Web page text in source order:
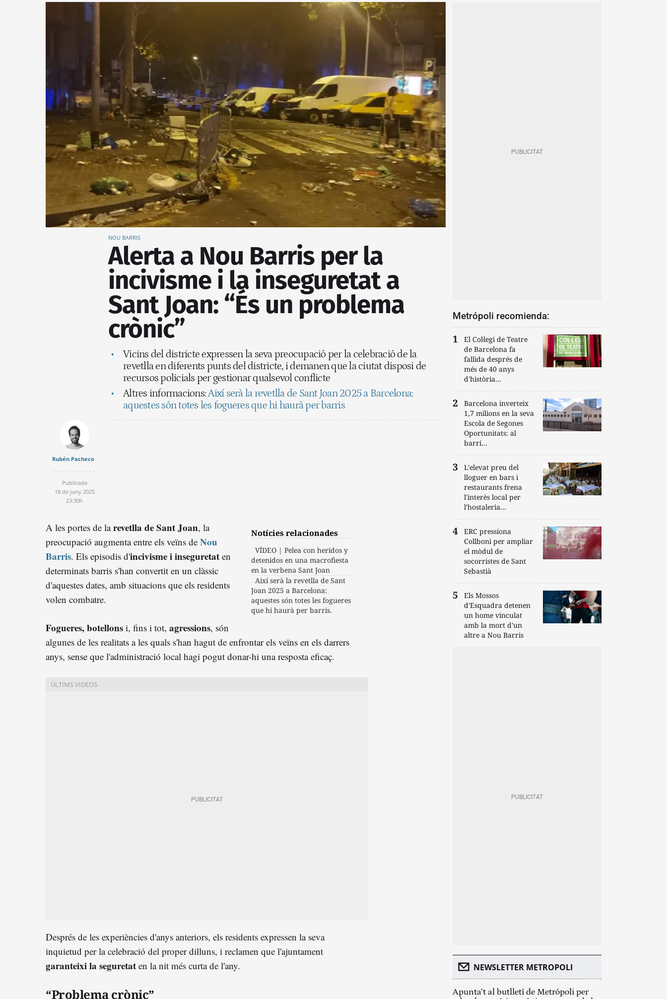
NOU BARRIS
Alerta a Nou Barris per la
incivisme i la inseguretat a
Sant Joan: “És un problema
crònic”
Vicins del districte expressen la seva preocupació per la celebració de la
revetlla en diferents punts del districte, i demanen que la ciutat disposi de
recursos policials per gestionar qualsevol conflicte
Altres informacions:Així serà la revetlla de Sant Joan 2025 a Barcelona:
aquestes són totes les fogueres que hi haurà per barris
Rubén Pacheco
Publicada
18 de juny 2025
23:30h
Notícies relacionades
VÍDEO | Pelea con heridos y
detenidos en una macrofiesta
en la verbena Sant Joan
Així serà la revetlla de Sant
Joan 2025 a Barcelona:
aquestes són totes les fogueres
que hi haurà per barris.
A les portes de larevetlla de Sant Joan, la
preocupació augmenta entre els veïns de Nou
Barris. Els episodis d'incivisme i inseguretat en
determinats barris s'han convertit en un clàssic
d'aquestes dates, amb situacions que els residents
volen combatre.
Fogueres, botellons i, fins i tot, agressions, són
algunes de les realitats a les quals s'han hagut de enfrontar els veïns en els darrers
anys, sense que l'administració local hagi pogut donar-hi una resposta eficaç.
Després de les experiències d'anys anteriors, els residents expressen la seva
inquietud per la celebració del proper dilluns, i reclamen que l'ajuntament
garanteixi la seguretat en la nit més curta de l'any.
“Problema crònic”
Metrópoli recomienda:
El Col·legi de Teatre
de Barcelona fa
fallida després de
més de 40 anys
d'història...
Barcelona inverteix
1,7 milions en la seva
Escola de Segones
Oportunitats: al
barri...
L'elevat preu del
lloguer en bars i
restaurants frena
l'interès local per
l'hostaleria...
ERC pressiona
Collboni per ampliar
el mòdul de
socorristes de Sant
Sebastià
Els Mossos
d'Esquadra detenen
un home vinculat
amb la mort d'un
altre a Nou Barris
NEWSLETTER METROPOLI
Apunta’t al butlletí de Metrópoli per